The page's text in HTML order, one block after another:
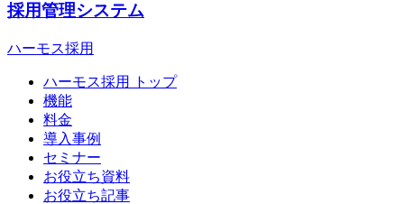
採用管理システム
ハーモス採用
ハーモス採用 トップ
機能
料金
導入事例
セミナー
お役立ち資料
お役立ち記事